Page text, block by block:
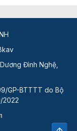
Đình Nghệ,
GP-BTTTT do Bộ
2022